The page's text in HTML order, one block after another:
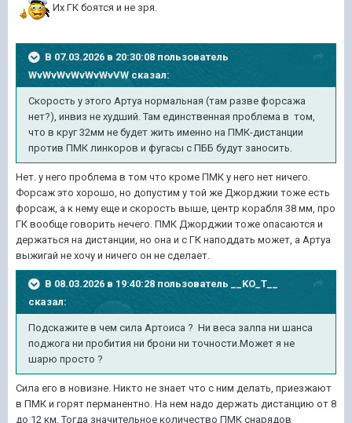
Их ГК боятся и не зря.
В 07.03.2026 в 20:30:08 пользователь
WvWvWvWvWvWvVW сказал:
Скорость у этого Артуа нормальная (там разве форсажа
нет?), инвиз не худший. Там единственная проблема в том,
что в круг 32мм не будет жить именно на ПМК-дистанции
против ПМК линкоров и фугасы с ПББ будут заносить.
Нет. у него проблема в том что кроме ПМК у него нет ничего.
Форсаж это хорошо, но допустим у той же Джорджии тоже есть
форсаж, а к нему еще и скорость выше, центр корабля 38 мм, про
ГК вообще говорить нечего. ПМК Джорджии тоже опасаются и
держаться на дистанции, но она и с ГК наподдать может, а Артуа
выжигай не хочу и ничего он не сделает.
В 08.03.2026 в 19:40:28 пользователь
__KO_T__
сказал:
Подскажите в чем сила Артоиса ? Ни веса залпа ни шанса
поджога ни пробития ни брони ни точности.Может я не
шарю просто ?
Сила его в новизне. Никто не знает что с ним делать, приезжают
в ПМК и горят перманентно. На нем надо держать дистанцию от 8
до 12 км. Тогда значительное количество ПМК снарядов